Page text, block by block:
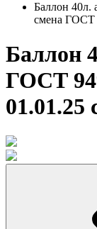
Баллон 40л.
смена ГОСТ
Баллон
ГОСТ